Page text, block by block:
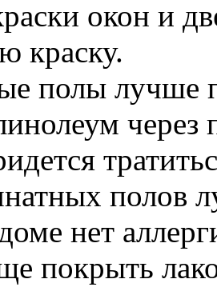
окон и
краску.
полы лучше
через
полов
нет
покрыть